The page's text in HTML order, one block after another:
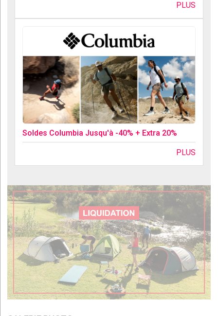
PLUS
Soldes Columbia Jusqu'à -40% + Extra 20%
PLUS